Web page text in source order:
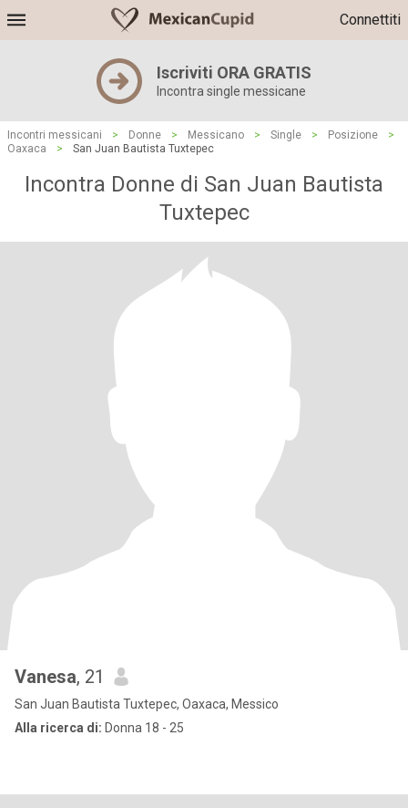
Connettiti
Iscriviti ORA GRATIS
Incontra single messicane
Incontri messicani > Donne > Messicano > Single > Posizione
>
Oaxaca
> San Juan Bautista Tuxtepec
Incontra Donne di San Juan Bautista
Tuxtepec
Vanesa, 21
San Juan Bautista Tuxtepec, Oaxaca, Messico
Alla ricerca di: Donna 18 - 25